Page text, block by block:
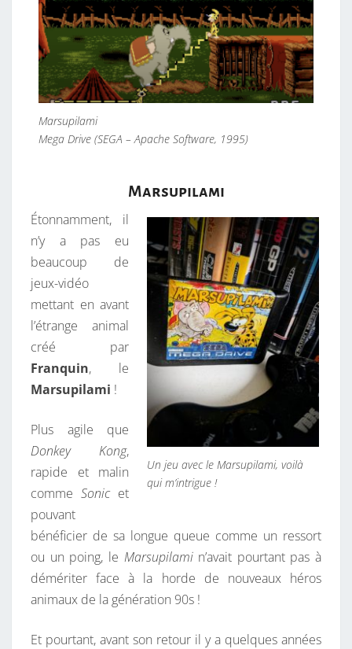
R
A
S
H
À
A
U
P
I
L
A
M
I
Marsupilami
Mega Drive (SEGA – Apache Software, 1995)
Marsupilami
Un jeu avec le Marsupilami, voilà
qui m’intrigue !
Étonnamment, il
n’y a pas eu
beaucoup de
jeux-vidéo
mettant en avant
l’étrange animal
créé par
Franquin, le
Marsupilami !
Plus agile que
Donkey Kong,
rapide et malin
comme Sonicet
pouvant
bénéficier de sa longue queue comme un ressort
ou un poing, le Marsupilamin’avait pourtant pas à
démériter face à la horde de nouveaux héros
animaux de la génération 90s !
Et pourtant, avant son retour il y a quelques années